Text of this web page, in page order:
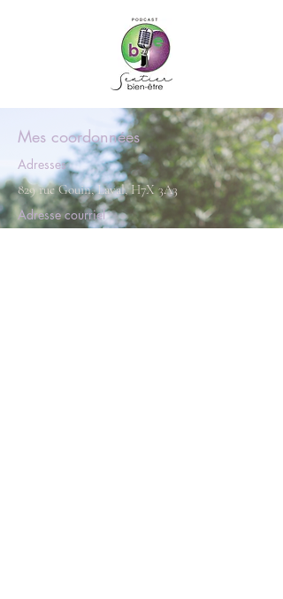
Mes coordonnées
Adresses
829 rue Gouin, Laval, H7X 3A3
Adresse courriel